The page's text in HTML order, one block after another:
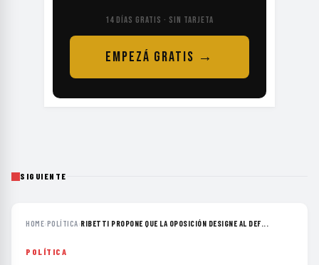
14 DÍAS GRATIS · SIN TARJETA
EMPEZÁ GRATIS →
SIGUIENTE
HOME›POLÍTICA›RIBETTI PROPONE QUE LA OPOSICIÓN DESIGNE AL DEF...
POLÍTICA